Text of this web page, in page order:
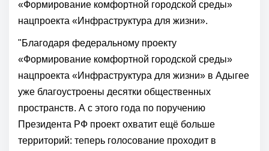
«Формирование комфортной городской среды»
нацпроекта «Инфраструктура для жизни».
"Благодаря федеральному проекту
«Формирование комфортной городской среды»
нацпроекта «Инфраструктура для жизни» в Адыгее
уже благоустроены десятки общественных
пространств. А с этого года по поручению
Президента РФ проект охватит ещё больше
территорий: теперь голосование проходит в